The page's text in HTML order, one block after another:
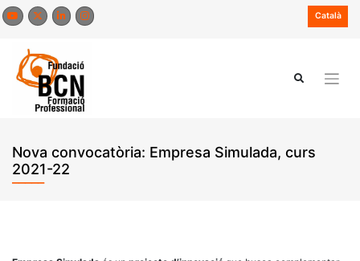
Skip
to
Català
Nova convocatòria: Empresa Simulada, curs
2021-22